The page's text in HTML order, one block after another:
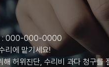
:000-000-0000
리에 맡기세요!
허위진단, 수리비 과다 청구를